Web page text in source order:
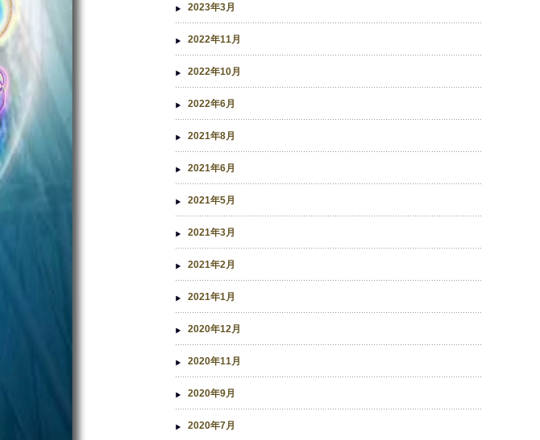
2023年3月
2022年11月
2022年10月
2022年6月
2021年8月
2021年6月
2021年5月
2021年3月
2021年2月
2021年1月
2020年12月
2020年11月
2020年9月
2020年7月